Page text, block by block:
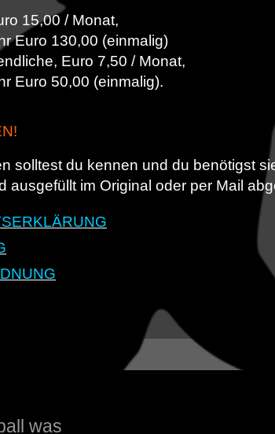
15,00 / Monat,
Euro 130,00 (einmalig)
Euro 7,50 / Monat,
Euro 50,00 (einmalig).
solltest du kennen und du benötigst
ausgefüllt im Original oder per Mail
was